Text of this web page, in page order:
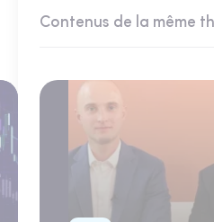
Contenus de la même